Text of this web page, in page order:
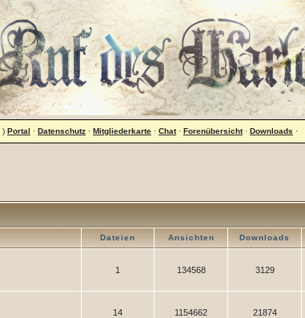
) Portal · Datenschutz· Mitgliederkarte· Chat· Forenübersicht· Downloads ·
Dateien Ansichten Downloads
1 134568 3129
14 1154662 21874